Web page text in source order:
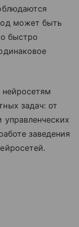
может быть
быстро
задач: от
заведения